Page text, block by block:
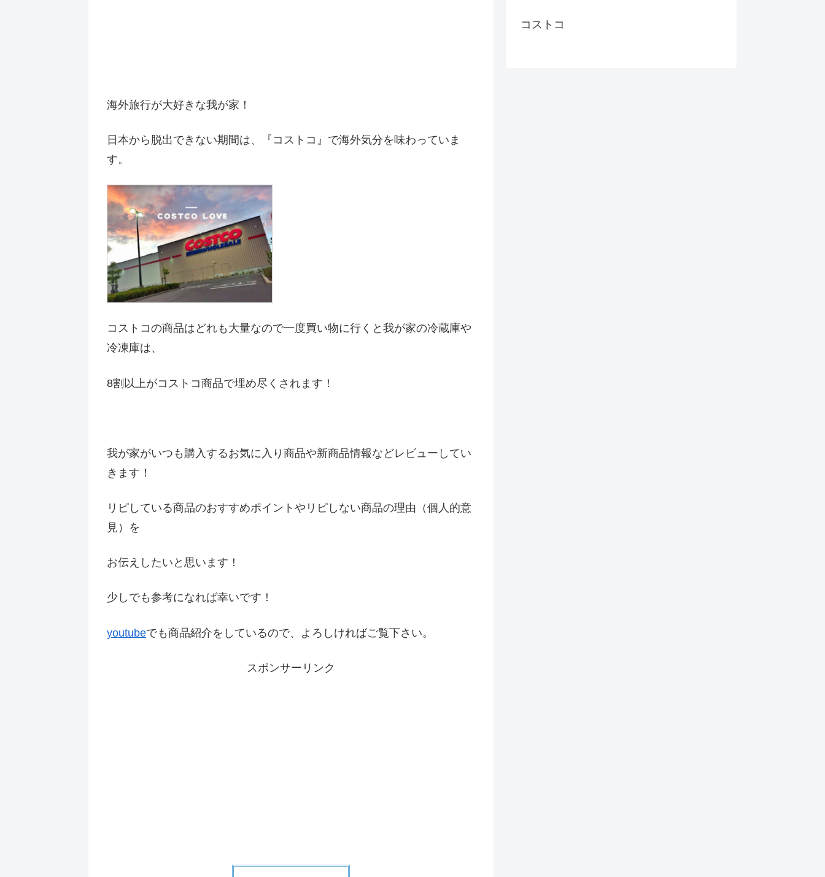
海外旅行が大好きな我が家！
日本から脱出できない期間は、『コストコ』 で海外気分を味わっていま
す。
コストコの商品はどれも大量なので一度買い物に行くと我が家の冷蔵庫や
冷凍庫は、
8割以上がコストコ商品で埋め尽くされます！
我が家がいつも購入するお気に入り商品や新商品情報などレビ ューしてい
きます！
リピしている商品のおすすめポイントやリピしない商品の理由（個人的意
見）を
お伝えしたいと思います！
少しでも参考になれば幸いです！
youtubeでも商品紹介をしているので、よろしければご覧下さい。
スポンサーリンク
コストコ